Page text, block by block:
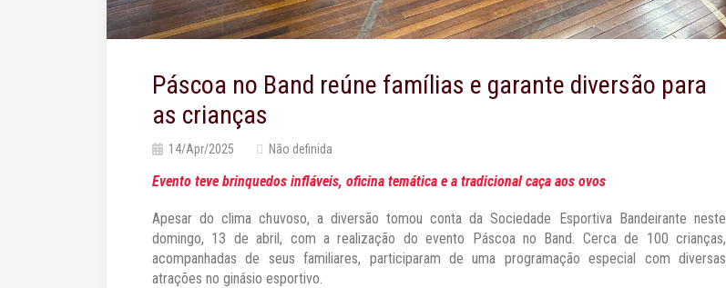
Páscoa no Band reúne famílias e garante diversão para
as crianças
14/Apr/2025 Não definida
Evento teve brinquedos infláveis, oficina temática e a tradicional caça aos ovos
Apesar do clima chuvoso, a diversão tomou conta da Sociedade Esportiva Bandeirante neste
domingo, 13 de abril, com a realização do evento Páscoa no Band. Cerca de 100 crianças,
acompanhadas de seus familiares, participaram de uma programação especial com diversas
atrações no ginásio esportivo.